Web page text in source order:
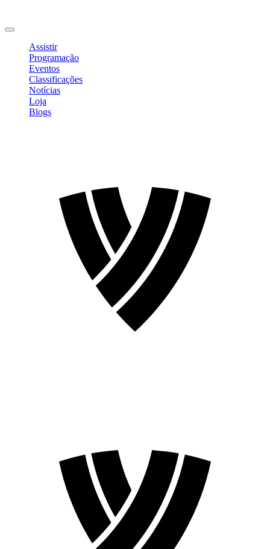
Assistir
Programação
Eventos
Classificações
Notícias
Loja
Blogs